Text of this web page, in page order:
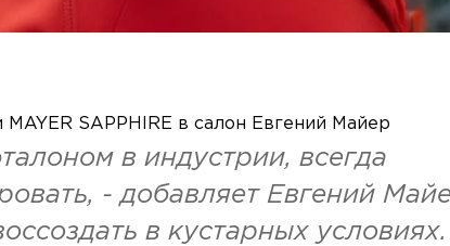
SAPPHIRE в салон Евгений Майер
в индустрии, всегда
- добавляет Евгений
в кустарных условиях.